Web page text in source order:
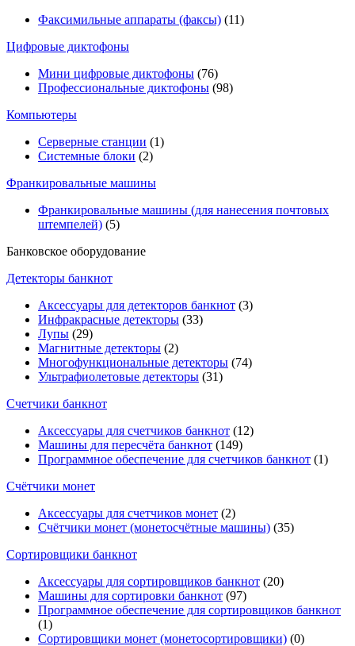
Факсимильные аппараты (факсы) (11)
Цифровые диктофоны
Мини цифровые диктофоны (76)
Профессиональные диктофоны (98)
Компьютеры
Серверные станции (1)
Системные блоки (2)
Франкировальные машины
Франкировальные машины (для нанесения почтовых
штемпелей) (5)
Банковское оборудование
Детекторы банкнот
Аксессуары для детекторов банкнот (3)
Инфракрасные детекторы (33)
Лупы (29)
Магнитные детекторы (2)
Многофункциональные детекторы (74)
Ультрафиолетовые детекторы (31)
Счетчики банкнот
Аксессуары для счетчиков банкнот (12)
Машины для пересчёта банкнот (149)
Программное обеспечение для счетчиков банкнот (1)
Счётчики монет
Аксессуары для счетчиков монет (2)
Счётчики монет (монетосчётные машины) (35)
Cортировщики банкнот
Аксессуары для сортировщиков банкнот (20)
Машины для сортировки банкнот (97)
Программное обеспечение для сортировщиков банкнот
(1)
Сортировщики монет (монетосортировщики) (0)